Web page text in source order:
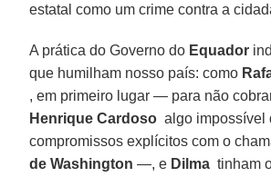
estatal como um crime contra a
A prática do Governo do Equador
que humilham nosso país: como
, em primeiro lugar — para não
Henrique Cardoso algo impossível
compromissos explícitos com o
de Washington —, e Dilma tinham